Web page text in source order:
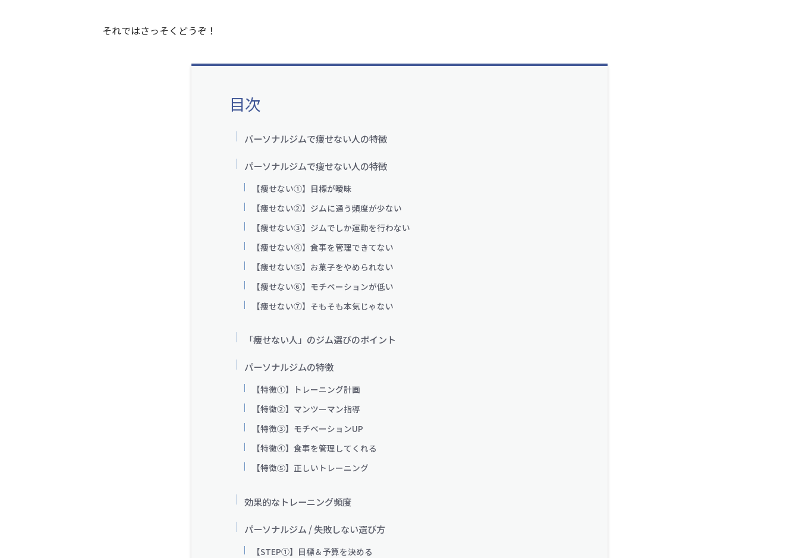
それではさっそくどうぞ！
目次
パーソナルジムで痩せない人の特徴
パーソナルジムで痩せない人の特徴
【痩せない①】目標が曖昧
【痩せない②】ジムに通う頻度が少ない
【痩せない③】ジムでしか運動を行わない
【痩せない④】食事を管理できてない
【痩せない⑤】お菓子をやめられない
【痩せない⑥】モチベーションが低い
【痩せない⑦】そもそも本気じゃない
「痩せない人」のジム選びのポイント
パーソナルジムの特徴
【特徴①】トレーニング計画
【特徴②】マンツーマン指導
【特徴③】モチベーションUP
【特徴④】食事を管理してくれる
【特徴⑤】正しいトレーニング
効果的なトレーニング頻度
パーソナルジム / 失敗しない選び方
【STEP①】目標＆予算を決める